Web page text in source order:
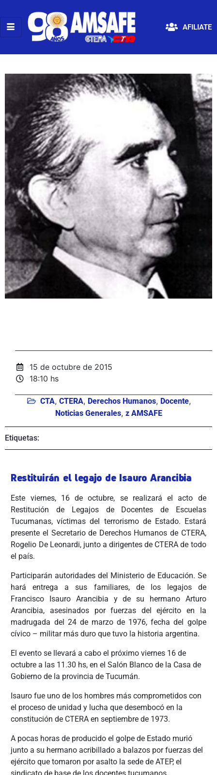
AFILIATE
15 de octubre de 2015
18:10 hs
CTA, CTERA, Derechos Humanos, Docente,
Noticias Generales, z AMSAFE
Etiquetas:
Restituirán el legajo de Isauro Arancibia
Este viernes, 16 de octubre, se realizará el acto de
Restitución de Legajos de Docentes de Escuelas
Tucumanas, víctimas del terrorismo de Estado. Estará
presente el Secretario de Derechos Humanos de CTERA,
Rogelio De Leonardi, junto a dirigentes de CTERA de todo
el país.
Participarán autoridades del Ministerio de Educación. Se
hará entrega a sus familiares, de los legajos de
Francisco Isauro Arancibia y de su hermano Arturo
Arancibia, asesinados por fuerzas del ejército en la
madrugada del 24 de marzo de 1976, fecha del golpe
cívico – militar más duro que tuvo la historia argentina.
El evento se llevará a cabo el próximo viernes 16 de
octubre a las 11.30 hs, en el Salón Blanco de la Casa de
Gobierno de la provincia de Tucumán.
Isauro fue uno de los hombres más comprometidos con
el proceso de unidad y lucha que desembocó en la
constitución de CTERA en septiembre de 1973.
A pocas horas de producido el golpe de Estado murió
junto a su hermano acribillado a balazos por fuerzas del
ejército que tomaron por asalto la sede de ATEP, el